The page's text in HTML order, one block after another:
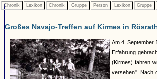
Chronik Lexikon Chronik Gruppe Person Lexikon Gruppe
Großes Navajo-Treffen auf Kirmes in
Am 4. September
Erfahrung
(Kirmes) fahren
versehen". Nach